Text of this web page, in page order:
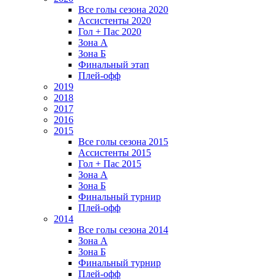
Все голы сезона 2020
Ассистенты 2020
Гол + Пас 2020
Зона А
Зона Б
Финальный этап
Плей-офф
2019
2018
2017
2016
2015
Все голы сезона 2015
Ассистенты 2015
Гол + Пас 2015
Зона А
Зона Б
Финальный турнир
Плей-офф
2014
Все голы сезона 2014
Зона А
Зона Б
Финальный турнир
Плей-офф